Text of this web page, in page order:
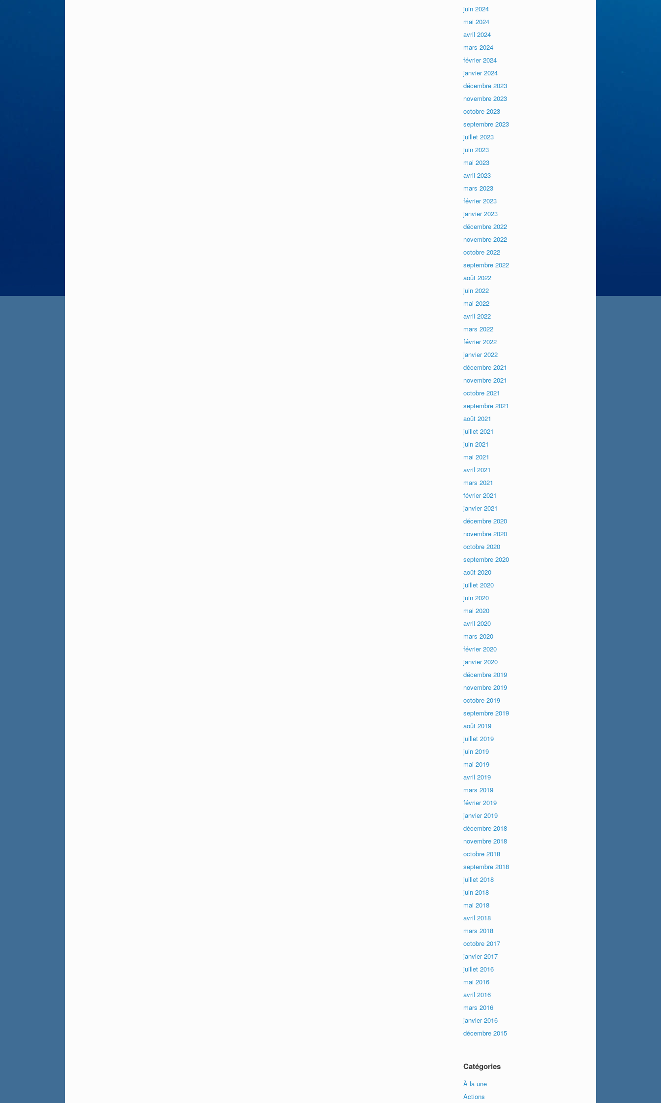
juin 2024
mai 2024
avril 2024
mars 2024
février 2024
janvier 2024
décembre 2023
novembre 2023
octobre 2023
septembre 2023
juillet 2023
juin 2023
mai 2023
avril 2023
mars 2023
février 2023
janvier 2023
décembre 2022
novembre 2022
octobre 2022
septembre 2022
août 2022
juin 2022
mai 2022
avril 2022
mars 2022
février 2022
janvier 2022
décembre 2021
novembre 2021
octobre 2021
septembre 2021
août 2021
juillet 2021
juin 2021
mai 2021
avril 2021
mars 2021
février 2021
janvier 2021
décembre 2020
novembre 2020
octobre 2020
septembre 2020
août 2020
juillet 2020
juin 2020
mai 2020
avril 2020
mars 2020
février 2020
janvier 2020
décembre 2019
novembre 2019
octobre 2019
septembre 2019
août 2019
juillet 2019
juin 2019
mai 2019
avril 2019
mars 2019
février 2019
janvier 2019
décembre 2018
novembre 2018
octobre 2018
septembre 2018
juillet 2018
juin 2018
mai 2018
avril 2018
mars 2018
octobre 2017
janvier 2017
juillet 2016
mai 2016
avril 2016
mars 2016
janvier 2016
décembre 2015
Catégories
À la une
Actions